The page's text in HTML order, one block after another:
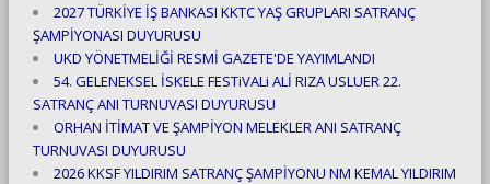
2027 TÜRKİYE İŞ BANKASI KKTC YAŞ GRUPLARI SATRANÇ
ŞAMPİYONASI DUYURUSU
UKD YÖNETMELİĞİ RESMİ GAZETE'DE YAYIMLANDI
54. GELENEKSEL İSKELE FESTiVALi ALİ RIZA USLUER 22.
SATRANÇ ANI TURNUVASI DUYURUSU
ORHAN İTİMAT VE ŞAMPİYON MELEKLER ANI SATRANÇ
TURNUVASI DUYURUSU
2026 KKSF YILDIRIM SATRANÇ ŞAMPİYONU NM KEMAL YILDIRIM